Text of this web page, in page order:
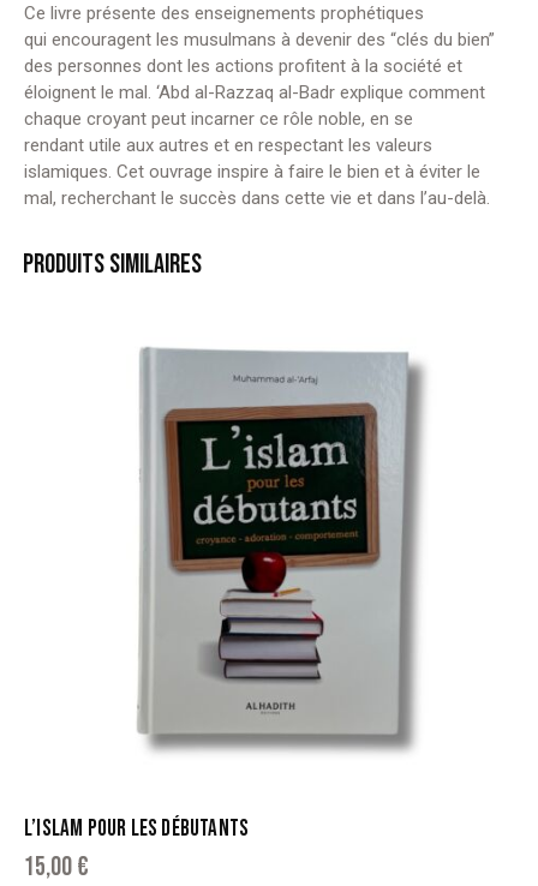
Ce livre présente des enseignements prophétiques
qui encouragent les musulmans à devenir des “clés du bien”
des personnes dont les actions profitent à la société et
éloignent le mal. ‘Abd al-Razzaq al-Badr explique comment
chaque croyant peut incarner ce rôle noble, en se
rendant utile aux autres et en respectant les valeurs
islamiques. Cet ouvrage inspire à faire le bien et à éviter le
mal, recherchant le succès dans cette vie et dans l’au-delà.
PRODUITS SIMILAIRES
L’ISLAM POUR LES DÉBUTANTS
15,00€